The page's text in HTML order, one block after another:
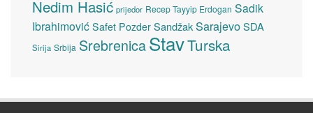
Nedim Hasić prijedor Recep Tayyip Erdogan Sadik
Ibrahimović Safet Pozder SandžakSarajevoSDA
Sirija Srbija SrebrenicaStavTurska